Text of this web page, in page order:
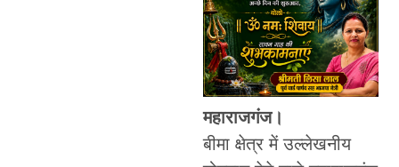
महाराजगंज।
बीमा क्षेत्र में उल्लेखनीय